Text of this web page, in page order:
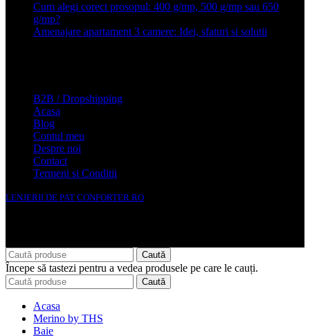
Cum alegi corect prosopul: 400 g/mp, 500 g/mp sau 650
g/mp?
Amenajare apartament 3 camere: Idei, sfaturi si solutii
B2B / Dropshipping
Acasa
Blog
Contul meu
Despre noi
Contact
Termeni si Conditii
LENJERII DE PAT CONFORTER.RO
Caută
Începe să tastezi pentru a vedea produsele pe care le cauți.
Caută
Acasa
Merino by THS
Baie